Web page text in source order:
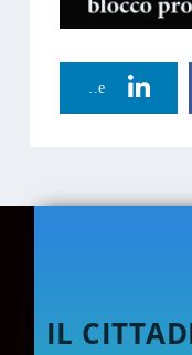
Linkedin Share
IL